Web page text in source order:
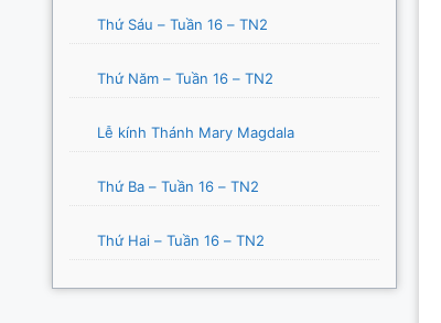
Thứ Sáu – Tuần 16 – TN2
Thứ Năm – Tuần 16 – TN2
Lễ kính Thánh Mary Magdala
Thứ Ba – Tuần 16 – TN2
Thứ Hai – Tuần 16 – TN2